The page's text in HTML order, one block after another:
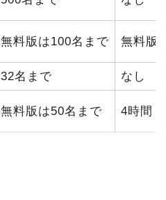
無料版は100名まで 無料版
32名まで なし
無料版は50名まで 4時間